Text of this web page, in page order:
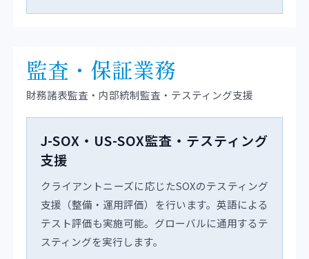
監査・保証業務
財務諸表監査・内部統制監査・テスティング支援
J-SOX・US-SOX監査・テスティング
支援
クライアントニーズに応じたSOXのテスティング
支援（整備・運用評価）を行います。英語による
テスト評価も実施可能。グローバルに通用するテ
スティングを実行します。